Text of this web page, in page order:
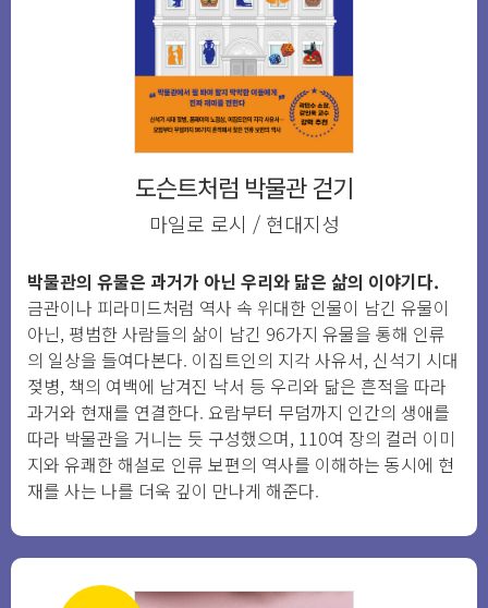
도슨트처럼 박물관 걷기
마일로 로시 / 현대지성
박물관의 유물은 과거가 아닌 우리와 닮은 삶의 이야기다.
금관이나 피라미드처럼 역사 속 위대한 인물이 남긴 유물이
아닌, 평범한 사람들의 삶이 남긴 96가지 유물을 통해 인류
의 일상을 들여다본다. 이집트인의 지각 사유서, 신석기 시대
젖병, 책의 여백에 남겨진 낙서 등 우리와 닮은 흔적을 따라
과거와 현재를 연결한다. 요람부터 무덤까지 인간의 생애를
따라 박물관을 거니는 듯 구성했으며, 110여 장의 컬러 이미
지와 유쾌한 해설로 인류 보편의 역사를 이해하는 동시에 현
재를 사는 나를 더욱 깊이 만나게 해준다.